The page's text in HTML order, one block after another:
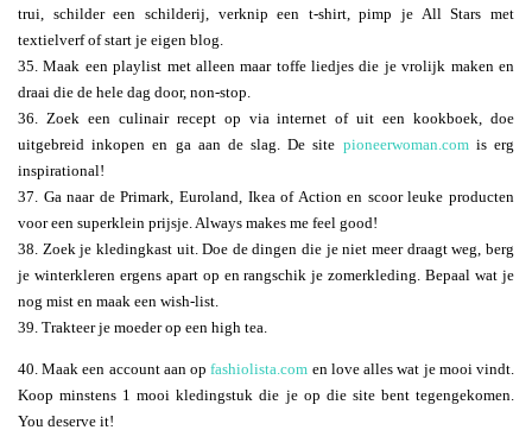
trui, schilder een schilderij, verknip een t-shirt, pimp je All Stars met
textielverf of start je eigen blog.
35. Maak een playlist met alleen maar toffe liedjes die je vrolijk maken en
draai die de hele dag door, non-stop.
36. Zoek een culinair recept op via internet of uit een kookboek, doe
uitgebreid inkopen en ga aan de slag. De site pioneerwoman.comis erg
inspirational!
37. Ga naar de Primark, Euroland, Ikea of Action en scoor leuke producten
voor een superklein prijsje. Always makes me feel good!
38. Zoek je kledingkast uit. Doe de dingen die je niet meer draagt weg, berg
je winterkleren ergens apart op en rangschik je zomerkleding. Bepaal wat je
nog mist en maak een wish-list.
39. Trakteer je moeder op een high tea.
40. Maak een account aan opfashiolista.com en love alles wat je mooi vindt.
Koop minstens 1 mooi kledingstuk die je op die site bent tegengekomen.
You deserve it!